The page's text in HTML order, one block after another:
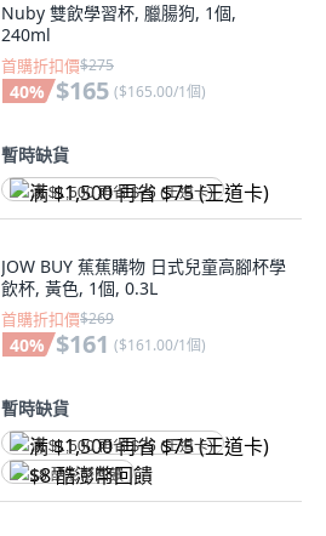
Nuby 雙飲學習杯, 臘腸狗, 1個,
240ml
首購折扣價$275
40% $165 ($165.00/1個)
暫時缺貨
满 $1,500 再省 $75 (王道卡)
JOW BUY 蕉蕉購物 日式兒童高腳杯學
飲杯, 黃色, 1個, 0.3L
首購折扣價$269
40% $161 ($161.00/1個)
暫時缺貨
满 $1,500 再省 $75 (王道卡)
$8 酷澎幣回饋